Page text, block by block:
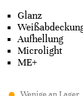
Glanz
Aufhellung
Microlight
ME+